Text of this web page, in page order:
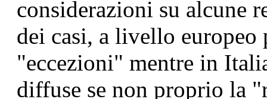
considerazioni su alcune
dei casi, a livello europeo
"eccezioni" mentre in
diffuse se non proprio la